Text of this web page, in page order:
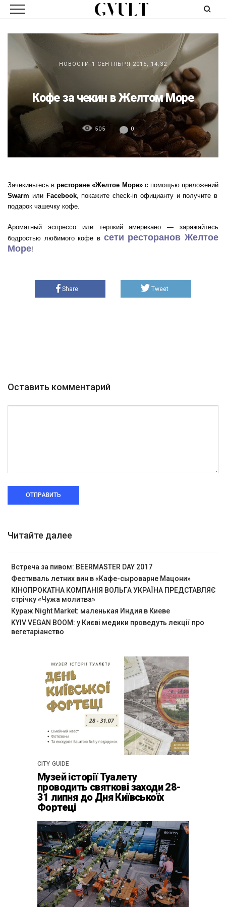
НОВОСТИ 1 СЕНТЯБРЯ 2015, 14:32
Кофе за чекин в Желтом Море
505 0
Зачекиньтесь в ресторане «Желтое Море»с помощью приложений
Swarm или Facebook, покажите check-in официанту и получите в
подарок чашечку кофе.
Ароматный эспрессо или терпкий американо — заряжайтесь
бодростью любимого кофе в сети ресторанов Желтое
Море!
Share Tweet
Оставить комментарий
ОТПРАВИТЬ
Читайте далее
Встреча за пивом: BEERMASTER DAY 2017
Фестиваль летних вин в «Кафе-сыроварне Мацони»
КІНОПРОКАТНА КОМПАНІЯ ВОЛЬГА УКРАЇНА ПРЕДСТАВЛЯЄ
стрічку «Чужа молитва»
Кураж Night Market: маленькая Индия в Киеве
KYIV VEGAN BOOM: у Києві медики проведуть лекції про
вегетаріанство
CITY GUIDE
Музей історії Туалету
проводить святкові заходи 28-
31 липня до Дня Київськоїх
Фортеці